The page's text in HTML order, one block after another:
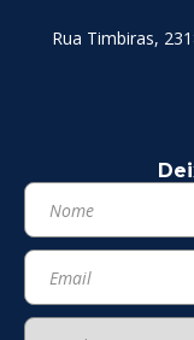
Rua Timbiras,